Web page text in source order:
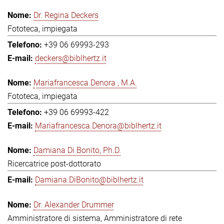
Dr. Regina Deckers
Fototeca, impiegata
+39 06 69993-293
deckers@biblhertz.it
Mariafrancesca Denora , M.A.
Fototeca, impiegata
+39 06 69993-422
Mariafrancesca.Denora@biblhertz.it
Damiana Di Bonito, Ph.D.
Ricercatrice post-dottorato
Damiana.DiBonito@biblhertz.it
Dr. Alexander Drummer
Amministratore di sistema, Amministratore di rete